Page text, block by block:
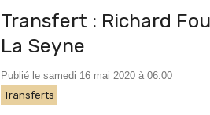
Transfert : Richard
La Seyne
Publié le samedi 16 mai 2020 à 06:00
Transferts